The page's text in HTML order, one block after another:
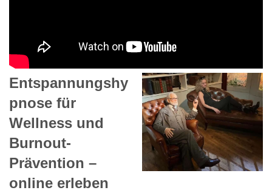
Entspannungshy
pnose für
Wellness und
Burnout-
Prävention –
online erleben